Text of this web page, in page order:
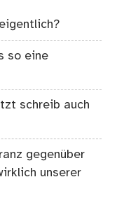
so eine
schreib auch
gegenüber
unserer